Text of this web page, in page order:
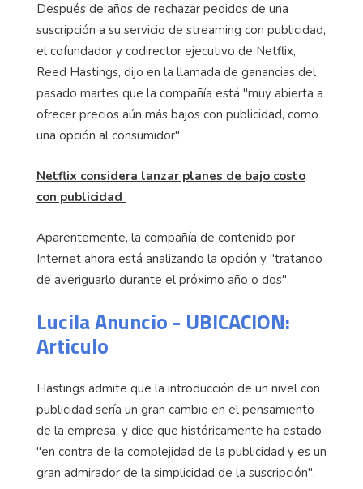
Después de años de rechazar pedidos de una
suscripción a su servicio de streaming con publicidad,
el cofundador y codirector ejecutivo de Netflix,
Reed Hastings, dijo en la llamada de ganancias del
pasado martes que la compañía está "muy abierta a
ofrecer precios aún más bajos con publicidad, como
una opción al consumidor".
Netflix considera lanzar planes de bajo costo
con publicidad
Aparentemente, la compañía de contenido por
Internet ahora está analizando la opción y "tratando
de averiguarlo durante el próximo año o dos".
Lucila Anuncio - UBICACION:
Articulo
Hastings admite que la introducción de un nivel con
publicidad sería un gran cambio en el pensamiento
de la empresa, y dice que históricamente ha estado
"en contra de la complejidad de la publicidad y es un
gran admirador de la simplicidad de la suscripción".